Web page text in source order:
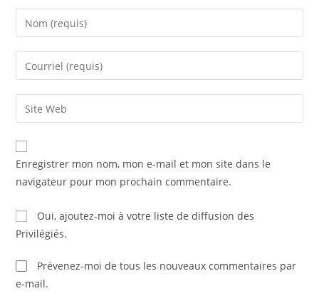
Enregistrer mon nom, mon e-mail et mon site dans le
navigateur pour mon prochain commentaire.
Oui, ajoutez-moi à votre liste de diffusion des
Privilégiés.
Prévenez-moi de tous les nouveaux commentaires par
e-mail.